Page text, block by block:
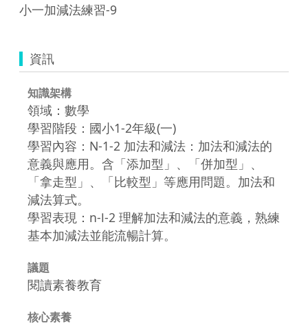
小一加減法練習-9
資訊
知識架構
領域：數學
學習階段：國小1-2年級(一)
學習內容：N-1-2 加法和減法：加法和減法的
意義與應用。含「添加型」、「併加型」、
「拿走型」、「比較型」等應用問題。加法和
減法算式。
學習表現：n-Ⅰ-2 理解加法和減法的意義，熟練
基本加減法並能流暢計算。
議題
閱讀素養教育
核心素養